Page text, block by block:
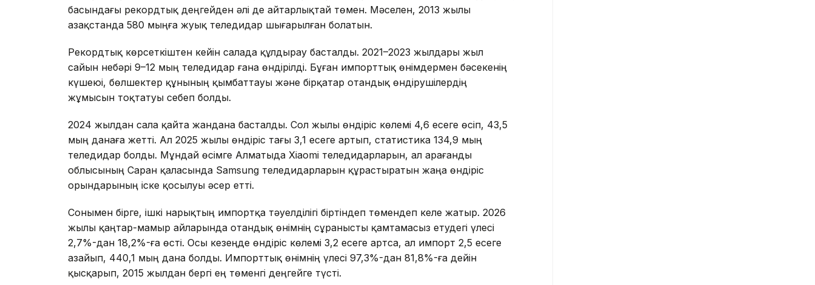
басындағы рекордтық деңгейден әлі де айтарлықтай төмен. Мәселен, 2013 жылы
Қазақстанда 580 мыңға жуық теледидар шығарылған болатын.
Рекордтық көрсеткіштен кейін салада құлдырау басталды. 2021–2023 жылдары жыл
сайын небәрі 9–12 мың теледидар ғана өндірілді. Бұған импорттық өнімдермен бәсекенің
күшеюі, бөлшектер құнының қымбаттауы және бірқатар отандық өндірушілердің
жұмысын тоқтатуы себеп болды.
2024 жылдан сала қайта жандана басталды. Сол жылы өндіріс көлемі 4,6 есеге өсіп, 43,5
мың данаға жетті. Ал 2025 жылы өндіріс тағы 3,1 есеге артып, статистика 134,9 мың
теледидар болды. Мұндай өсімге Алматыда Xiaomi теледидарларын, ал Қарағанды
облысының Саран қаласында Samsung теледидарларын құрастыратын жаңа өндіріс
орындарының іске қосылуы әсер етті.
Сонымен бірге, ішкі нарықтың импортқа тәуелділігі біртіндеп төмендеп келе жатыр. 2026
жылы қаңтар-мамыр айларында отандық өнімнің сұранысты қамтамасыз етудегі үлесі
2,7%-дан 18,2%-ға өсті. Осы кезеңде өндіріс көлемі 3,2 есеге артса, ал импорт 2,5 есеге
азайып, 440,1 мың дана болды. Импорттық өнімнің үлесі 97,3%-дан 81,8%-ға дейін
қысқарып, 2015 жылдан бергі ең төменгі деңгейге түсті.